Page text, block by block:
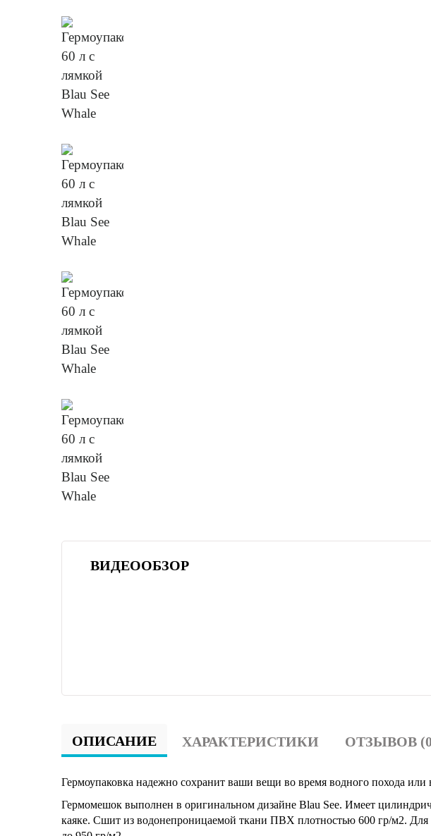
ВИДЕООБЗОР
ОПИСАНИЕ ХАРАКТЕРИСТИКИ ОТЗЫВОВ
Гермоупаковка надежно сохранит ваши вещи во время водного похода или
Гермомешок выполнен в оригинальном дизайне Blau See. Имеет
каяке. Сшит из водонепроницаемой ткани ПВХ плотностью 600 гр/м2. Для